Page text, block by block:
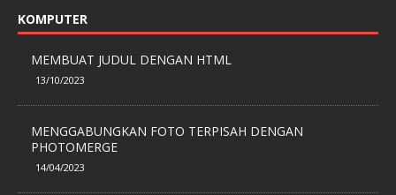
KOMPUTER
MEMBUAT JUDUL DENGAN HTML
13/10/2023
MENGGABUNGKAN FOTO TERPISAH DENGAN
PHOTOMERGE
14/04/2023